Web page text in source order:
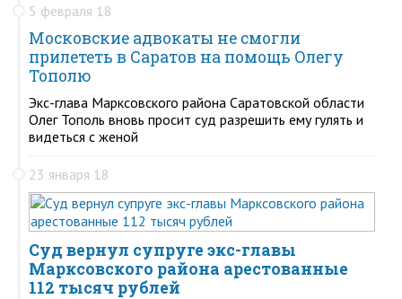
5 февраля 18
Московские адвокаты не смогли
прилететь в Саратов на помощь Олегу
Тополю
Экс-глава Марксовского района Саратовской области
Олег Тополь вновь просит суд разрешить ему гулять и
видеться с женой
23 января 18
Суд вернул супруге экс-главы
Марксовского района арестованные
112 тысяч рублей